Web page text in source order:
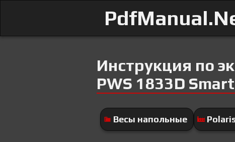
Инструкция по
PWS 1833D
Весы напольные